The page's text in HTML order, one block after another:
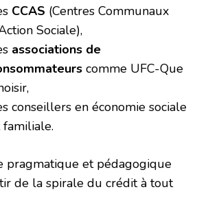
CCAS (Centres Communaux
Sociale),
associations de
comme UFC-Que
conseillers en économie sociale
familiale.
pragmatique et pédagogique
de la spirale du crédit à tout